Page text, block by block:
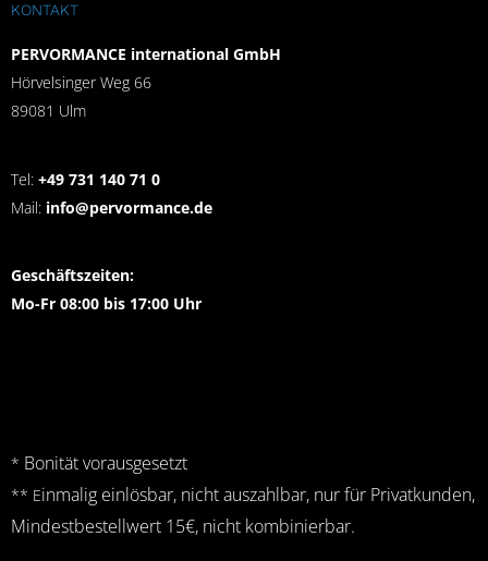
KONTAKT
PERVORMANCE international GmbH
Hörvelsinger Weg 66
89081 Ulm
Tel: +49 731 140 71 0
Mail: info@pervormance.de
Geschäftszeiten:
Mo-Fr 08:00 bis 17:00 Uhr
* Bonität vorausgesetzt
** Einmalig einlösbar, nicht auszahlbar, nur für Privatkunden,
Mindestbestellwert 15€, nicht kombinierbar.